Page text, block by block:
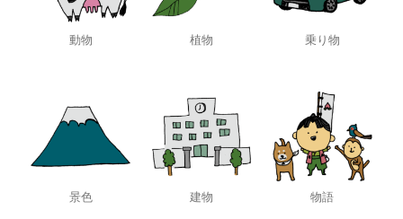
動物 植物 乗り物
景色 建物 物語